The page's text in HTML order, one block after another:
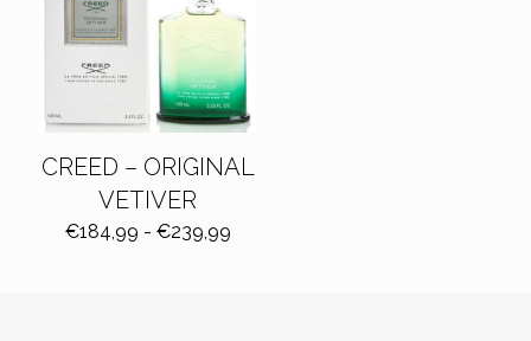
CREED – ORIGINAL
VETIVER
€184,99 - €239,99Fascia